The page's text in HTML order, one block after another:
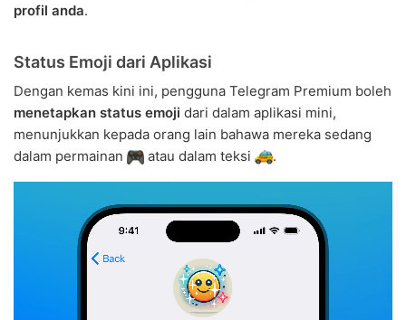
profil anda.
Status Emoji dari Aplikasi
Dengan kemas kini ini, pengguna Telegram Premium boleh
menetapkan status emoji dari dalam aplikasi mini,
menunjukkan kepada orang lain bahawa mereka sedang
dalam permainan
atau dalam teksi .